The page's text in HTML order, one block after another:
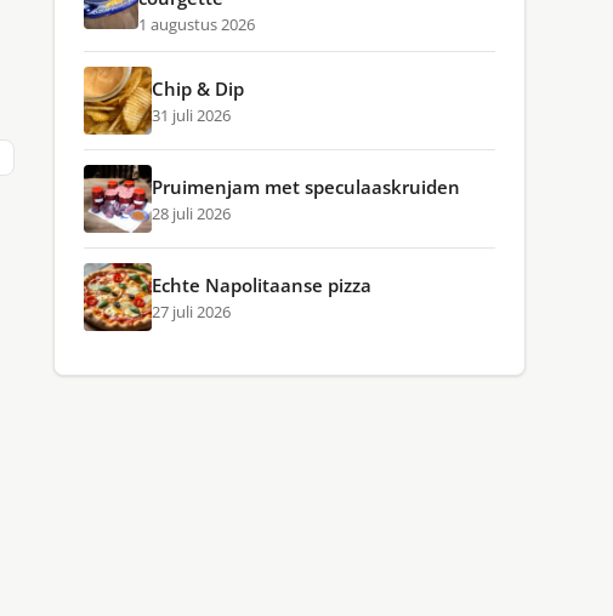
1 augustus 2026
Chip & Dip
31 juli 2026
Pruimenjam met speculaaskruiden
28 juli 2026
Echte Napolitaanse pizza
27 juli 2026